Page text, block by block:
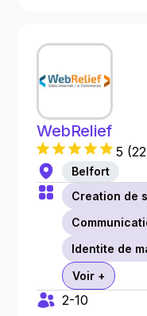
WebRelief
5 (22
Belfort
Creation de
Identite de
Voir +
2-10